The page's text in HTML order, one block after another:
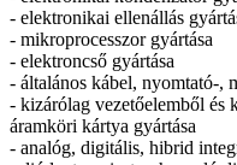
- elektronikai ellenállás
- mikroprocesszor gyártása
- elektroncső gyártása
- általános kábel, nyomtató-,
- kizárólag vezetőelemből és
áramköri kártya gyártása
- analóg, digitális, hibrid